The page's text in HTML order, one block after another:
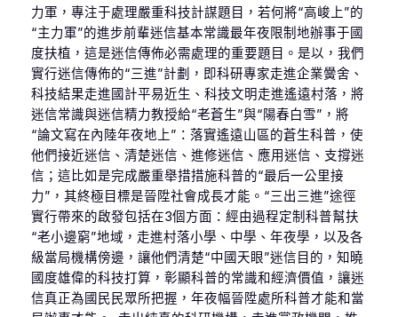
力軍，專注于處理嚴重科技計謀題目，若何將“高峻上”的
“主力軍”的進步前輩迷信基本常識最年夜限制地辦事于國
度扶植，這是迷信傳佈必需處理的重要題目。是以，我們
實行迷信傳佈的“三進”計劃，即科研專家走進企業黌舍、
科技結果走進國計平易近生、科技文明走進遙遠村落，將
迷信常識與迷信精力教授給“老蒼生”與“陽春白雪”，將
“論文寫在內陸年夜地上”：落實遙遠山區的蒼生科普，使
他們接近迷信、清楚迷信、進修迷信、應用迷信、支撐迷
信；這比如是完成嚴重舉措措施科普的“最后一公里接
力”，其終極目標是晉陞社會成長才能。“三出三進”途徑
實行帶來的啟發包括在3個方面：經由過程定制科普幫扶
“老小邊窮”地域，走進村落小學、中學、年夜學，以及各
級當局機構傍邊，讓他們清楚“中國天眼”迷信目的，知曉
國度雄偉的科技打算，彰顯科普的常識和經濟價值，讓迷
信真正為國民民眾所把握，年夜幅晉陞處所科普才能和當